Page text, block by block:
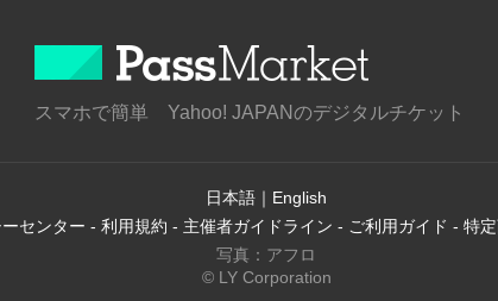
スマホで簡単 Yahoo! JAPANのデジタルチケット
日本語 ｜ English
センター - 利用規約 - 主催者ガイドライン - ご利用ガイド - 特
写真：アフロ
© LY Corporation